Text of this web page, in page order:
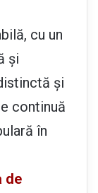
cu un
și
și
continuă
în
de